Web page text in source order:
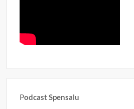
Podcast Spensalu